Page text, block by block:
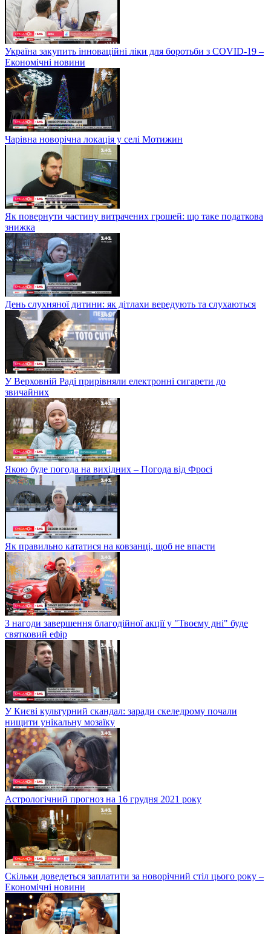
Україна закупить інноваційні ліки для боротьби з COVID-19 –
Економічні новини
Чарівна новорічна локація у селі Мотижин
Як повернути частину витрачених грошей: що таке податкова
знижка
День слухняної дитини: як дітлахи вередують та слухаються
У Верховній Раді прирівняли електронні сигарети до
звичайних
Якою буде погода на вихідних – Погода від Фросі
Як правильно кататися на ковзанці, щоб не впасти
З нагоди завершення благодійної акції у "Твоєму дні" буде
святковий ефір
У Києві культурний скандал: заради скеледрому почали
нищити унікальну мозаїку
Астрологічний прогноз на 16 грудня 2021 року
Скільки доведеться заплатити за новорічний стіл цього року –
Економічні новини